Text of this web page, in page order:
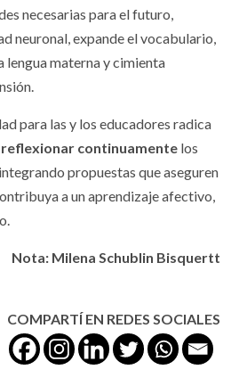
necesarias para el futuro,
neuronal, expande el vocabulario,
lengua materna y cimienta
para las y los educadores radica
continuamente los
propuestas que aseguren
a un aprendizaje afectivo,
Nota: Milena Schublin Bisquertt
COMPARTÍ EN REDES SOCIALES